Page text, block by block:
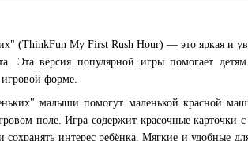
(ThinkFun My First Rush Hour) — это яркая и
Эта версия популярной игры помогает
форме.
малыши помогут маленькой красной
поле. Игра содержит красочные карточки
сохранять интерес ребёнка. Мягкие и удобные